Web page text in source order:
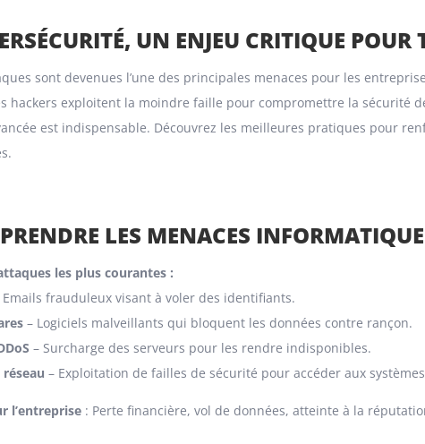
UN ENJEU CRITIQUE POUR
sont devenues l’une des principales menaces pour les
hackers exploitent la moindre faille pour compromettre la sécurité
est indispensable. Découvrez les meilleures pratiques pour
LES MENACES
les plus courantes :
Emails frauduleux visant à voler des identifiants.
– Logiciels malveillants qui bloquent les données contre rançon.
– Surcharge des serveurs pour les rendre indisponibles.
– Exploitation de failles de sécurité pour accéder aux
l’entreprise : Perte financière, vol de données, atteinte à la